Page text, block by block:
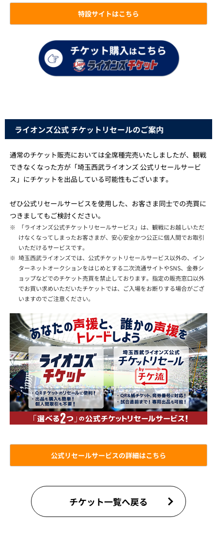
特設サイトはこちら
ライオンズ公式 チケットリセールのご案内
通常のチケット販売においては全席種完売いたしましたが、観戦
できなくなった方が「埼玉西武ライオンズ 公式リセールサービ
ス」にチケットを出品している可能性もございます。
ぜひ公式リセールサービスを使用した、お客さま同士での売買に
つきましてもご検討ください。
※
「ライオンズ公式チケットリセールサービス」は、観戦にお越しいただ
けなくなってしまったお客さまが、安心安全かつ公正に個人間でお取引
いただけるサービスです。
※ 埼玉西武ライオンズでは、公式チケットリセールサービス以外の、イン
ターネットオークションをはじめとする二次流通サイトやSNS、金券シ
ョップなどでのチケット売買を禁止しております。指定の販売窓口以外
でお買い求めいただいたチケットでは、ご入場をお断りする場合がござ
いますのでご注意ください。
公式リセールサービスの詳細はこちら
チケット一覧へ戻る